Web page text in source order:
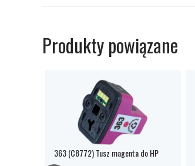
Produkty powiązane
363 (C8772) Tusz magenta do HP